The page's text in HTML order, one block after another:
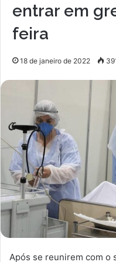
entrar em
feira
18 de janeiro de 2022
Após se reunirem com o